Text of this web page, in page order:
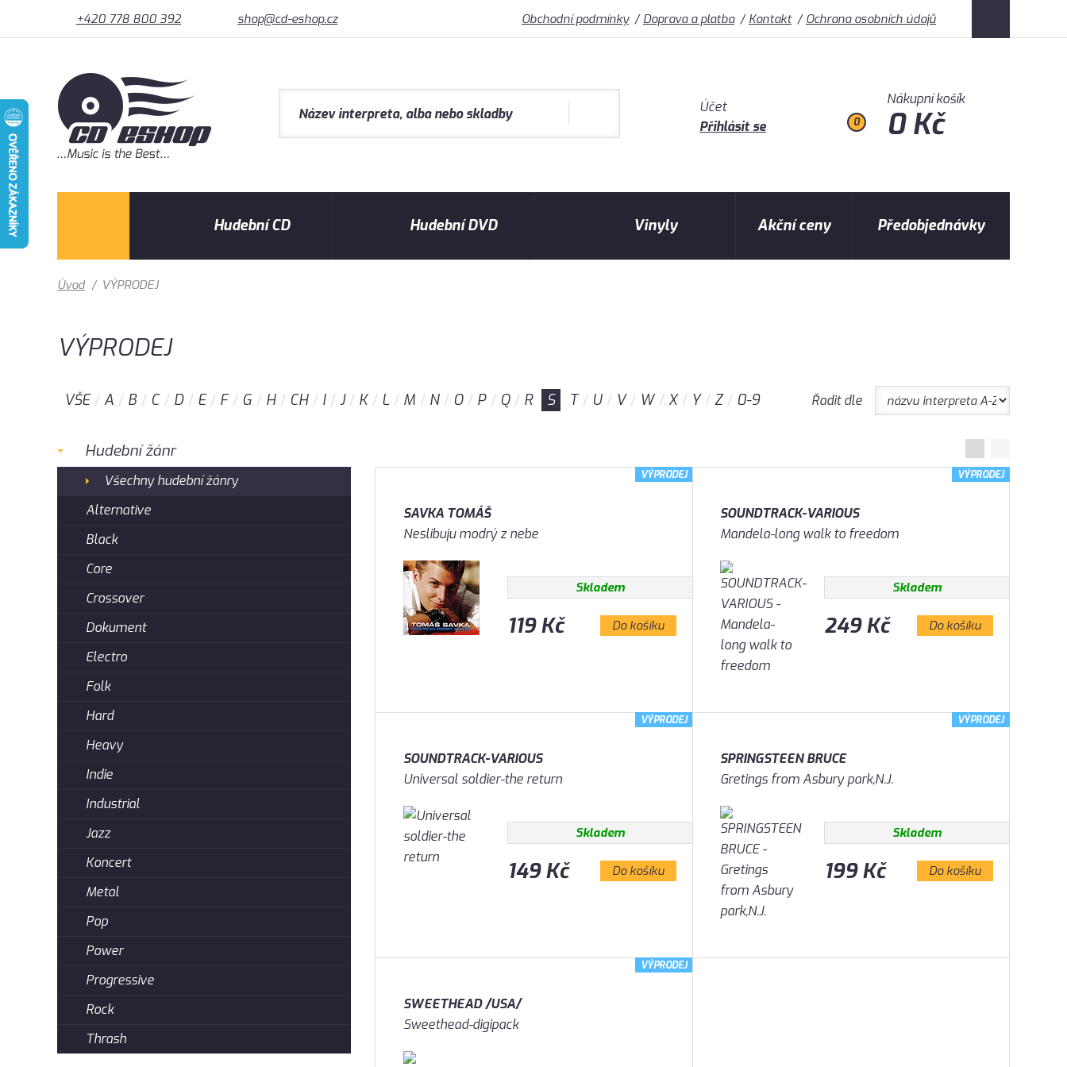
+420 778 800 392 shop@cd-eshop.cz Obchodní podmínky Doprava a platba Kontakt Ochrana osobních údajů
Účet
Přihlásit se
0
Nákupní košík
0 Kč
Hudební CD Hudební DVD Vinyly Akční ceny Předobjednávky
Úvod / VÝPRODEJ
VÝPRODEJ
VŠE A B C D E F G H CH I J K L M N O P Q R S T U V W X Y Z 0-9 Řadit dle
Hudební žánr
Všechny hudební žánry
Alternative
Black
Core
Crossover
Dokument
Electro
Folk
Hard
Heavy
Indie
Industrial
Jazz
Koncert
Metal
Pop
Power
Progressive
Rock
Thrash
SAVKA TOMÁŠ
Neslibuju modrý z nebe
Skladem
119 Kč Do košíku
VÝPRODEJ
SOUNDTRACK-VARIOUS
Mandela-long walk to freedom
Skladem
249 Kč Do košíku
VÝPRODEJ
SOUNDTRACK-VARIOUS
Universal soldier-the return
Skladem
149 Kč Do košíku
VÝPRODEJ
SPRINGSTEEN BRUCE
Gretings from Asbury park,N.J.
Skladem
199 Kč Do košíku
VÝPRODEJ
SWEETHEAD /USA/
Sweethead-digipack
VÝPRODEJ